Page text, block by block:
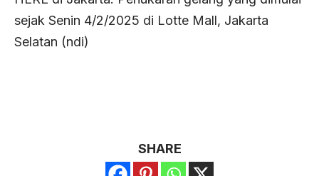
sejak Senin 4/2/2025 di Lotte Mall, Jakarta
Selatan (ndi)
SHARE